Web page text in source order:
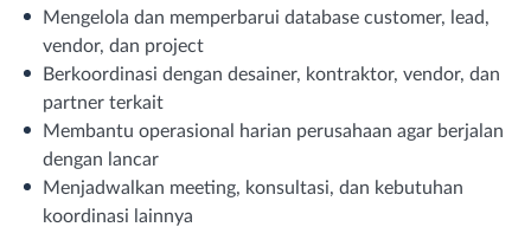
Mengelola dan memperbarui database customer, lead,
vendor, dan project
Berkoordinasi dengan desainer, kontraktor, vendor, dan
partner terkait
Membantu operasional harian perusahaan agar berjalan
dengan lancar
Menjadwalkan meeting, konsultasi, dan kebutuhan
koordinasi lainnya